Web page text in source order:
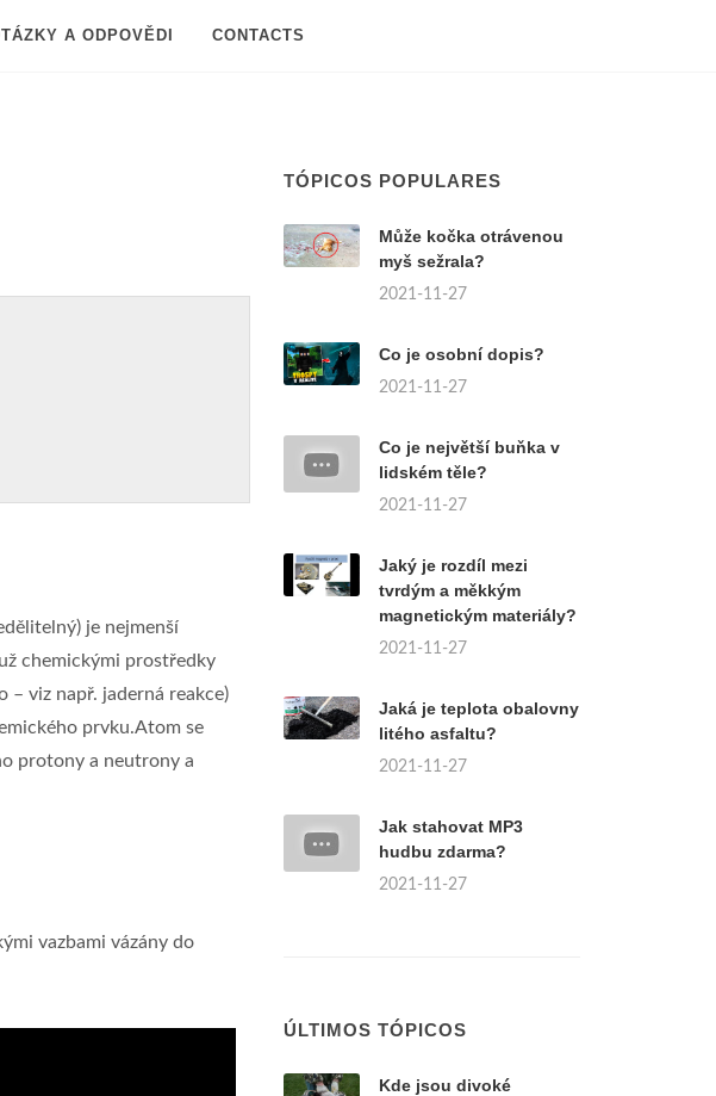
A ODPOVĚDI CONTACTS
je nejmenší
chemickými prostředky
– viz např. jaderná reakce)
prvku.Atom se
protony a neutrony a
vazbami vázány do
TÓPICOS POPULARES
Může kočka otrávenou
myš sežrala?
2021-11-27
Co je osobní dopis?
2021-11-27
Co je největší buňka v
lidském těle?
2021-11-27
Jaký je rozdíl mezi
tvrdým a měkkým
magnetickým materiály?
2021-11-27
Jaká je teplota obalovny
litého asfaltu?
2021-11-27
Jak stahovat MP3
hudbu zdarma?
2021-11-27
ÚLTIMOS TÓPICOS
Kde jsou divoké